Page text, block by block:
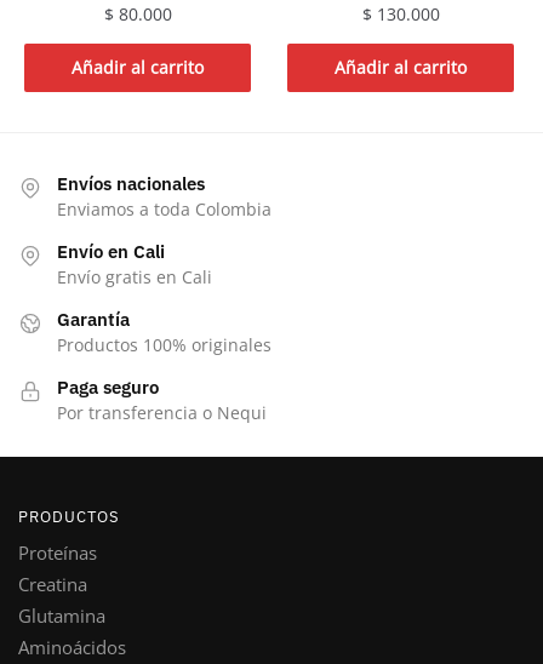
$ 80.000
Añadir al carrito
$ 130.000
Añadir al carrito
Envíos nacionales
Enviamos a toda Colombia
Envío en Cali
Envío gratis en Cali
Garantía
Productos 100% originales
Paga seguro
Por transferencia o Nequi
PRODUCTOS
Proteínas
Creatina
Glutamina
Aminoácidos